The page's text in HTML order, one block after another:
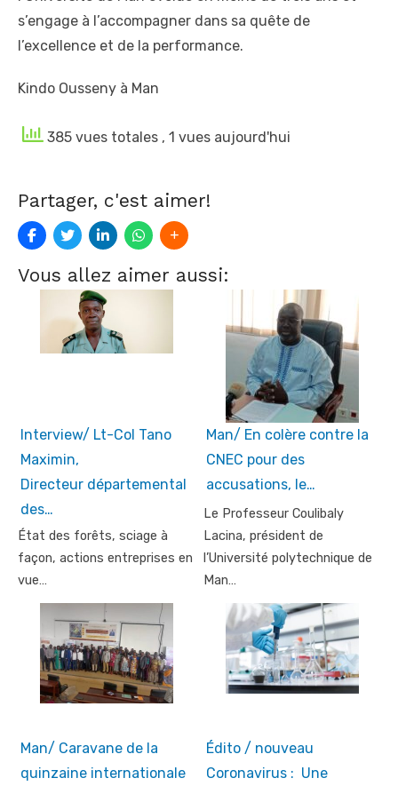
s’engage à l’accompagner dans sa quête de
l’excellence et de la performance.
Kindo Ousseny à Man
385 vues totales , 1 vues aujourd'hui
Partager, c'est aimer!
Vous allez aimer aussi:
Interview/ Lt-Col Tano
Maximin,
Directeur départemental
des…
État des forêts, sciage à
façon, actions entreprises en
vue…
Man/ En colère contre la
CNEC pour des
accusations, le…
Le Professeur Coulibaly
Lacina, président de
l’Université polytechnique de
Man…
Man/ Caravane de la
quinzaine internationale
Édito / nouveau
Coronavirus : Une